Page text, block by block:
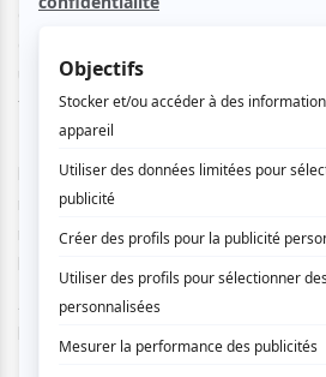
gagner des concours, un sosie de
une femme apprend à colmater un
figure au moyen des techniques de
En entrelaçant des fragments de
histoires, Visages réunit des
multiples, parfois contradictoires,
nous, à travers les visages de leurs
À travers leurs périples, des figures
les suivent malgré eux. Simone de
Brad Pitt tente de les aider à